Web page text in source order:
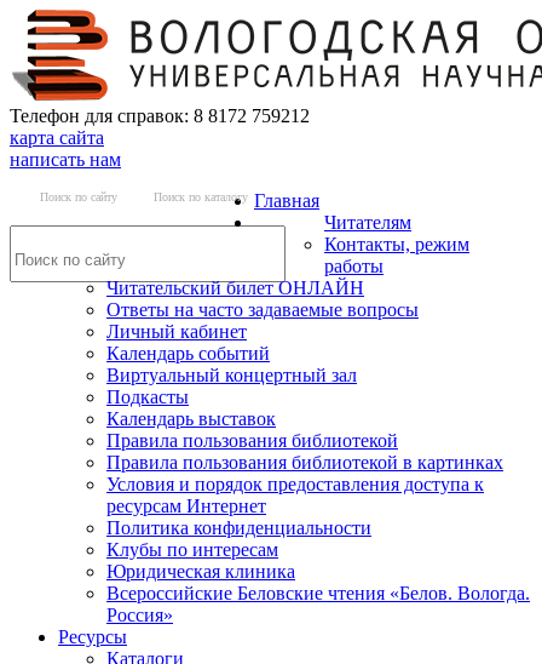
Телефон для справок: 8 8172 759212
карта сайта
написать нам
Поиск по сайту Поиск по каталогу Главная
Читателям
Контакты, режим
работы
Читательский билет ОНЛАЙН
Ответы на часто задаваемые вопросы
Личный кабинет
Календарь событий
Виртуальный концертный зал
Подкасты
Календарь выставок
Правила пользования библиотекой
Правила пользования библиотекой в картинках
Условия и порядок предоставления доступа к
ресурсам Интернет
Политика конфиденциальности
Клубы по интересам
Юридическая клиника
Всероссийские Беловские чтения «Белов. Вологда.
Россия»
Ресурсы
Каталоги